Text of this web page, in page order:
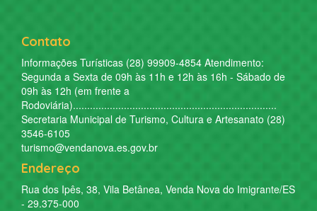
Contato
Informações Turísticas (28) 99909-4854 Atendimento:
Segunda a Sexta de 09h às 11h e 12h às 16h - Sábado de
09h às 12h (em frente a
Rodoviária)........................................................................
Secretaria Municipal de Turismo, Cultura e Artesanato (28)
3546-6105
turismo@vendanova.es.gov.br
Endereço
Rua dos Ipês, 38, Vila Betânea, Venda Nova do Imigrante/ES
- 29.375-000